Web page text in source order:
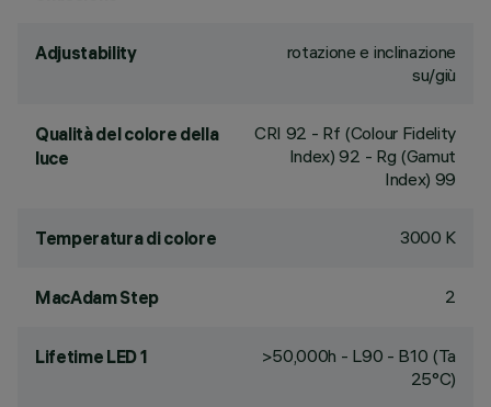
Adjustability
rotazione e inclinazione
su/giù
Qualità del colore della
luce
CRI 92 - Rf (Colour Fidelity
Index) 92 - Rg (Gamut
Index) 99
Temperatura di colore 3000 K
MacAdam Step 2
Lifetime LED 1
>50,000h - L90 - B10 (Ta
25°C)